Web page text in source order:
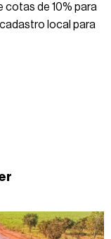
cotas de 10% para
local para